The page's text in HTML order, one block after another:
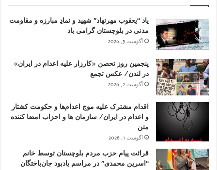
یاد “یعقوب مهرنهاد” شهید و نمادِ مبارزه و مقاومت
مدنی در بلوچستان گرامی باد
آگوست 3, 2026
پنجمین روز تحصن «کارزار علیه اعدام در ایران»
در لندن/ عکس تجمع
آگوست 2, 2026
اقدام مشترک علیه موج اعدام‌ها و حکومت کشتار
و اعدام در ایران/ سازمان ها و احزاب امضا کننده
متن
آگوست 1, 2026
قرائت پیام حزب مردم بلوچستان توسط خانم
“اسرین محمدی” در مراسم یادبود جان‌باختگان